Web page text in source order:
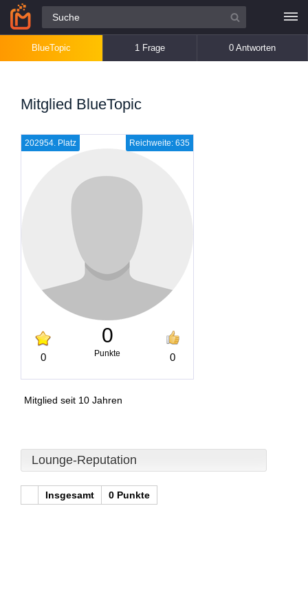
Alle Fragen
BlueTopic 1 Frage 0 Antworten
Mitglied BlueTopic
Reichweite: 635
202954. Platz
0
0
Punkte 0
Mitglied seit 10 Jahren
Lounge-Reputation
Insgesamt 0 Punkte